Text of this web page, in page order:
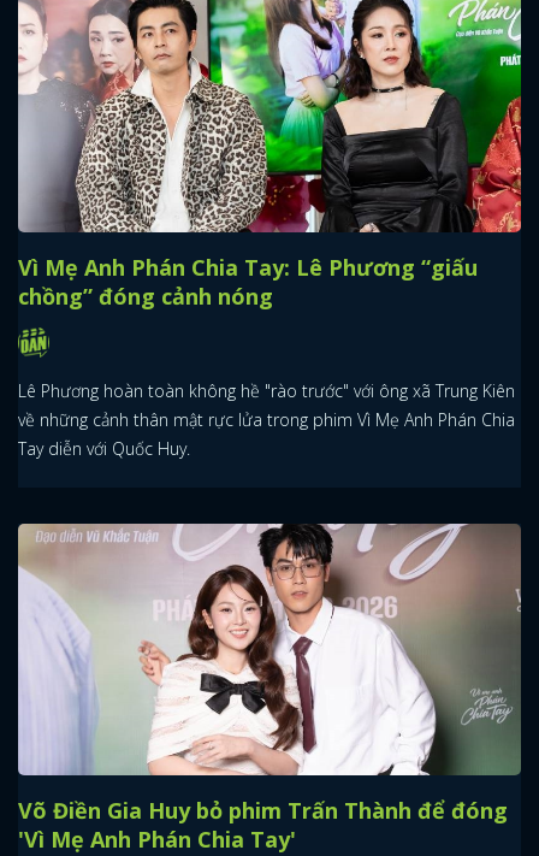
Vì Mẹ Anh Phán Chia Tay: Lê Phương “giấu
chồng” đóng cảnh nóng
Lê Phương hoàn toàn không hề "rào trước" với ông xã Trung Kiên
về những cảnh thân mật rực lửa trong phim Vì Mẹ Anh Phán Chia
Tay diễn với Quốc Huy.
Võ Điền Gia Huy bỏ phim Trấn Thành để đóng
'Vì Mẹ Anh Phán Chia Tay'